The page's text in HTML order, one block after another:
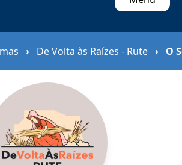
› De Volta às Raízes - Rute › O